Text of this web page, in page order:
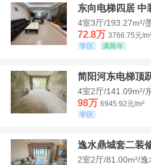
东向电梯四居 中
4室3厅/193.27m²/
72.8万 3766.75元/
学区
满两年
简阳河东电梯顶
4室2厅/141.09m²/
98万 6945.92元/m²
学区
逸水鼎城套二装
2室2厅/81.00m²/逸